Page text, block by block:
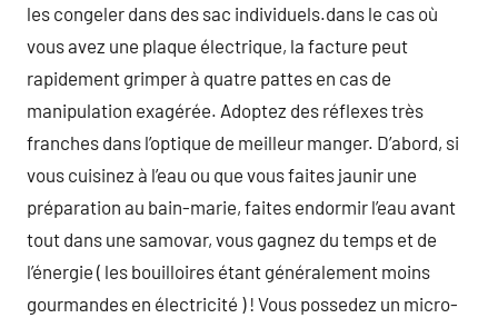
les congeler dans des sac individuels.dans le cas où
vous avez une plaque électrique, la facture peut
rapidement grimper à quatre pattes en cas de
manipulation exagérée. Adoptez des réflexes très
franches dans l’optique de meilleur manger. D’abord, si
vous cuisinez à l’eau ou que vous faites jaunir une
préparation au bain-marie, faites endormir l’eau avant
tout dans une samovar, vous gagnez du temps et de
l’énergie ( les bouilloires étant généralement moins
gourmandes en électricité ) ! Vous possedez un micro-